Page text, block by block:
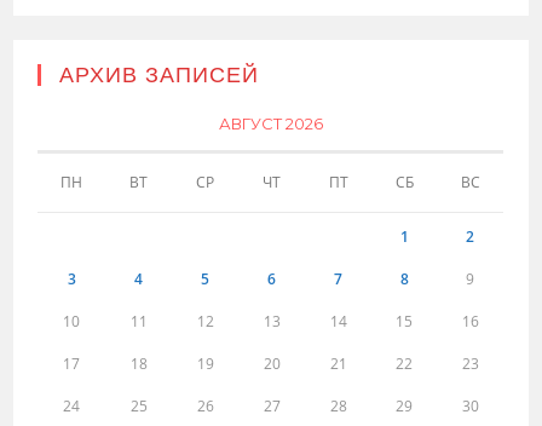
АРХИВ ЗАПИСЕЙ
АВГУСТ 2026
ПН ВТ СР ЧТ ПТ СБ ВС
1 2
3 4 5 6 7 8 9
10 11 12 13 14 15 16
17 18 19 20 21 22 23
24 25 26 27 28 29 30